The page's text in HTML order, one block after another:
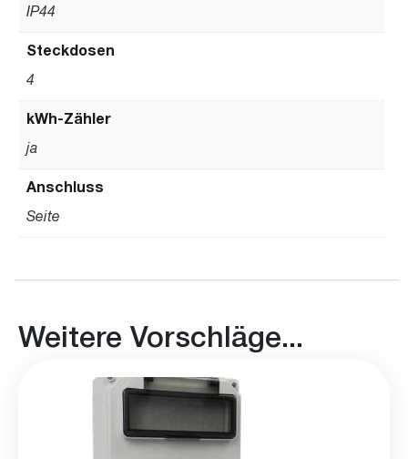
IP44
Steckdosen
4
kWh-Zähler
ja
Anschluss
Seite
Weitere Vorschläge...